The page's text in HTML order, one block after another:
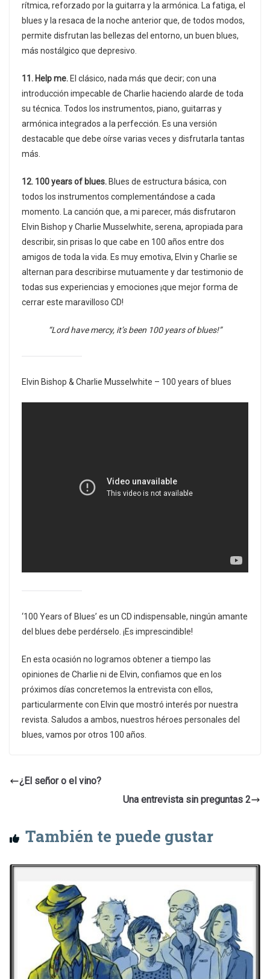
rítmica, reforzado por la guitarra y la armónica. La fatiga, el
blues y la resaca de la noche anterior que, de todos modos,
permite disfrutan las bellezas del entorno, un buen blues,
más nostálgico que depresivo.
11. Help me. El clásico, nada más que decir; con una
introducción impecable de Charlie haciendo alarde de toda
su técnica. Todos los instrumentos, piano, guitarras y
armónica integrados a la perfección. Es una versión
destacable que debe oírse varias veces y disfrutarla tantas
más.
12. 100 years of blues. Blues de estructura básica, con
todos los instrumentos complementándose a cada
momento. La canción que, a mi parecer, más disfrutaron
Elvin Bishop y Charlie Musselwhite, serena, apropiada para
describir, sin prisas lo que cabe en 100 años entre dos
amigos de toda la vida. Es muy emotiva, Elvin y Charlie se
alternan para describirse mutuamente y dar testimonio de
todas sus experiencias y emociones ¡que mejor forma de
cerrar este maravilloso CD!
“Lord have mercy, it’s been 100 years of blues!”
Elvin Bishop & Charlie Musselwhite – 100 years of blues
‘100 Years of Blues’ es un CD indispensable, ningún amante
del blues debe perdérselo. ¡Es imprescindible!
En esta ocasión no logramos obtener a tiempo las
opiniones de Charlie ni de Elvin, confiamos que en los
próximos días concretemos la entrevista con ellos,
particularmente con Elvin que mostró interés por nuestra
revista. Saludos a ambos, nuestros héroes personales del
blues, vamos por otros 100 años.
¿El señor o el vino?
Una entrevista sin preguntas 2
También te puede gustar